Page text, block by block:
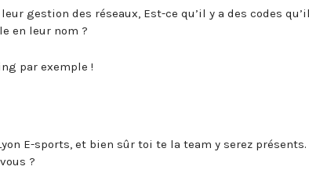
gestion des réseaux, Est-ce qu’il y a des codes
en leur nom ?
par exemple !
E-sports, et bien sûr toi te la team y serez présents.
?